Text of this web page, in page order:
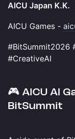
AICU Japan K.K.
AICU Games -
#BitSummit2026
#CreativeAI
🎮 AICU AI
BitSummit